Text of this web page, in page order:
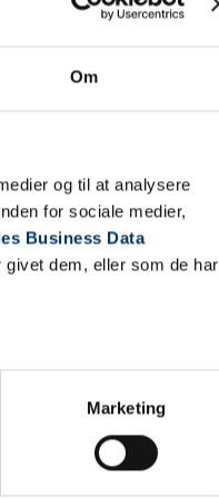
Om
og til at analysere
for sociale medier,
Business Data
dem, eller som de har
Marketing
lille lastbil og minibus